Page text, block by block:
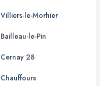
Villiers-le-Morhier
Bailleau-le-Pin
Cernay 28
Chauffours